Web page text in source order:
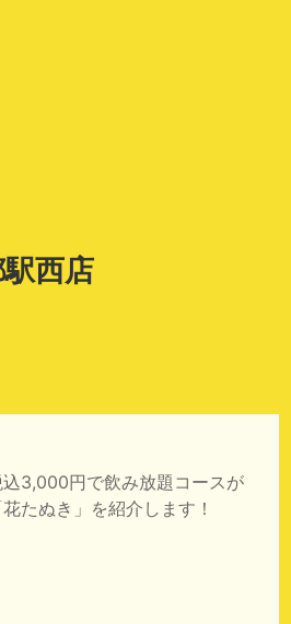
西店
3,000円で飲み放題コースが
たぬき」を紹介します！